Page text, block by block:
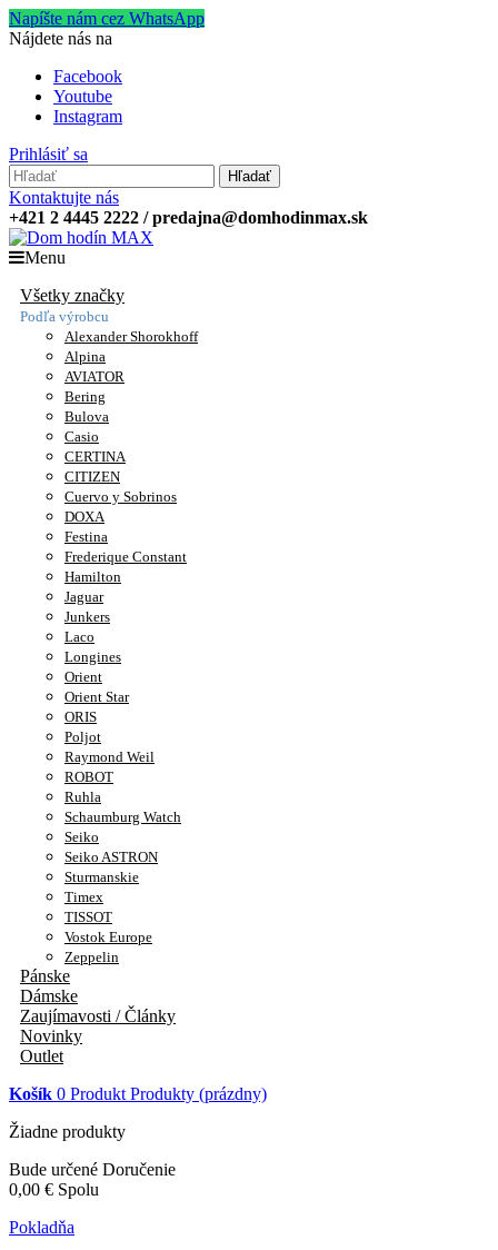
Napíšte nám cez WhatsApp
Nájdete nás na
Facebook
Youtube
Instagram
Prihlásiť sa
Hľadať
Kontaktujte nás
+421 2 4445 2222 / predajna@domhodinmax.sk
Menu
Všetky značky
Podľa výrobcu
Alexander Shorokhoff
Alpina
AVIATOR
Bering
Bulova
Casio
CERTINA
CITIZEN
Cuervo y Sobrinos
DOXA
Festina
Frederique Constant
Hamilton
Jaguar
Junkers
Laco
Longines
Orient
Orient Star
ORIS
Poljot
Raymond Weil
ROBOT
Ruhla
Schaumburg Watch
Seiko
Seiko ASTRON
Sturmanskie
Timex
TISSOT
Vostok Europe
Zeppelin
Pánske
Dámske
Zaujímavosti / Články
Novinky
Outlet
Košík 0 Produkt Produkty (prázdny)
Žiadne produkty
Bude určené Doručenie
0,00 € Spolu
Pokladňa